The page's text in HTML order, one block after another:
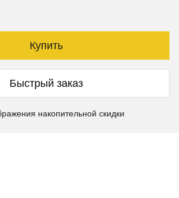
Купить
Быстрый заказ
накопительной скидки